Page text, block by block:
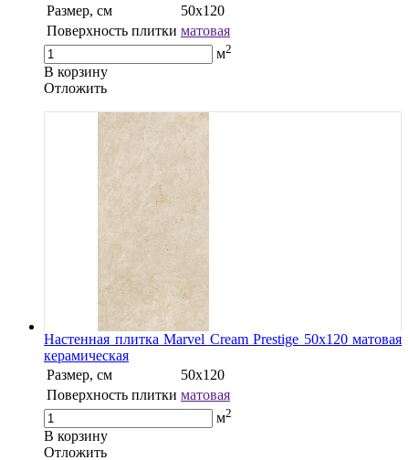
Размер, см
50x120
Поверхность плитки матовая
м2
В корзину
Oтложить
Настенная плитка Marvel Cream Prestige 50x120 матовая
керамическая
Размер, см
50x120
Поверхность плитки матовая
м2
В корзину
Oтложить